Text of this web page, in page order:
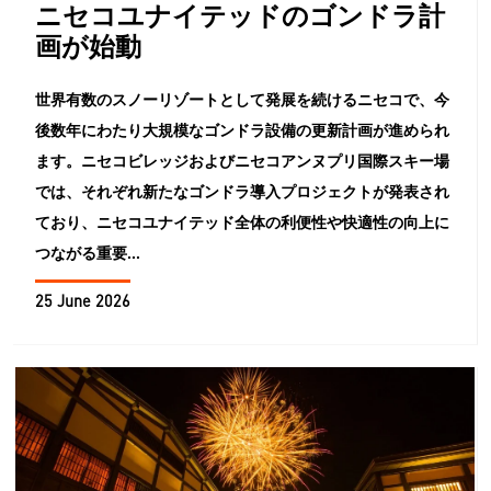
ニセコユナイテッドのゴンドラ計
画が始動
世界有数のスノーリゾートとして発展を続けるニセコで、今
後数年にわたり大規模なゴンドラ設備の更新計画が進められ
ます。ニセコビレッジおよびニセコアンヌプリ国際スキー場
では、それぞれ新たなゴンドラ導入プロジェクトが発表され
ており、ニセコユナイテッド全体の利便性や快適性の向上に
つながる重要...
25 June 2026